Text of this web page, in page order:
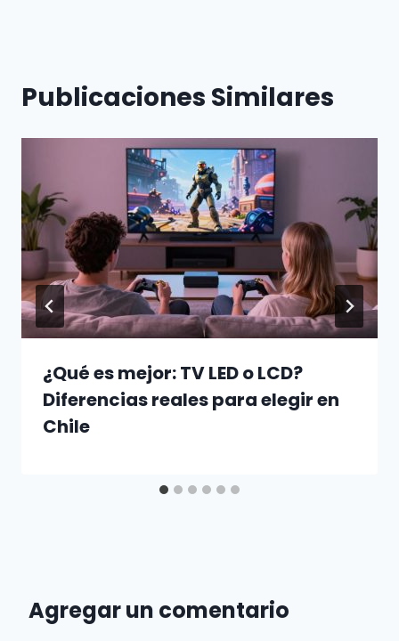
Publicaciones Similares
¿Qué es mejor: TV LED o LCD?
Diferencias reales para elegir en
Chile
Agregar un comentario